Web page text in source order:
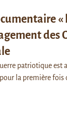
«
des
patriotique est
la première